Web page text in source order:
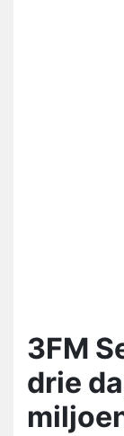
3FM
drie